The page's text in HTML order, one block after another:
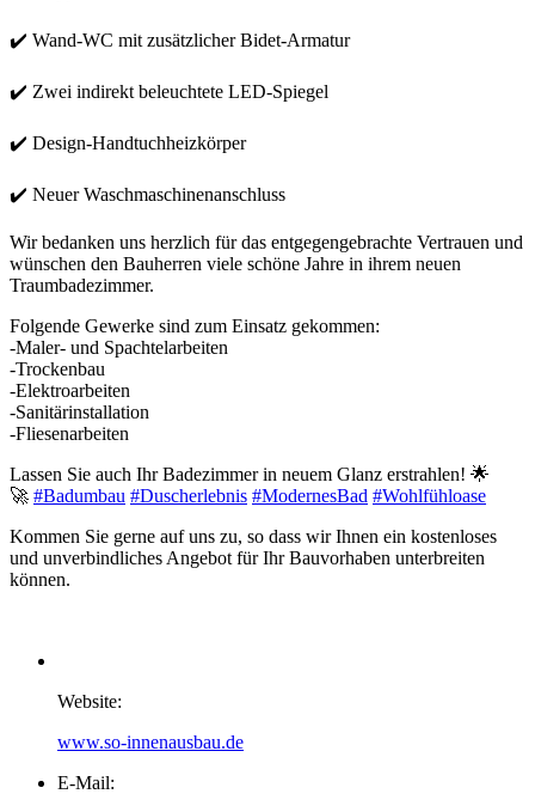
✔️ Wand-WC mit zusätzlicher Bidet-Armatur
✔️ Zwei indirekt beleuchtete LED-Spiegel
✔️ Design-Handtuchheizkörper
✔️ Neuer Waschmaschinenanschluss
Wir bedanken uns herzlich für das entgegengebrachte Vertrauen und
wünschen den Bauherren viele schöne Jahre in ihrem neuen
Traumbadezimmer.
Folgende Gewerke sind zum Einsatz gekommen:
-Maler- und Spachtelarbeiten
-Trockenbau
-Elektroarbeiten
-Sanitärinstallation
-Fliesenarbeiten
Lassen Sie auch Ihr Badezimmer in neuem Glanz erstrahlen! 🌟
🚀 #Badumbau #Duscherlebnis #ModernesBad #Wohlfühloase
Kommen Sie gerne auf uns zu, so dass wir Ihnen ein kostenloses
und unverbindliches Angebot für Ihr Bauvorhaben unterbreiten
können.
Website:
www.so-innenausbau.de
E-Mail: